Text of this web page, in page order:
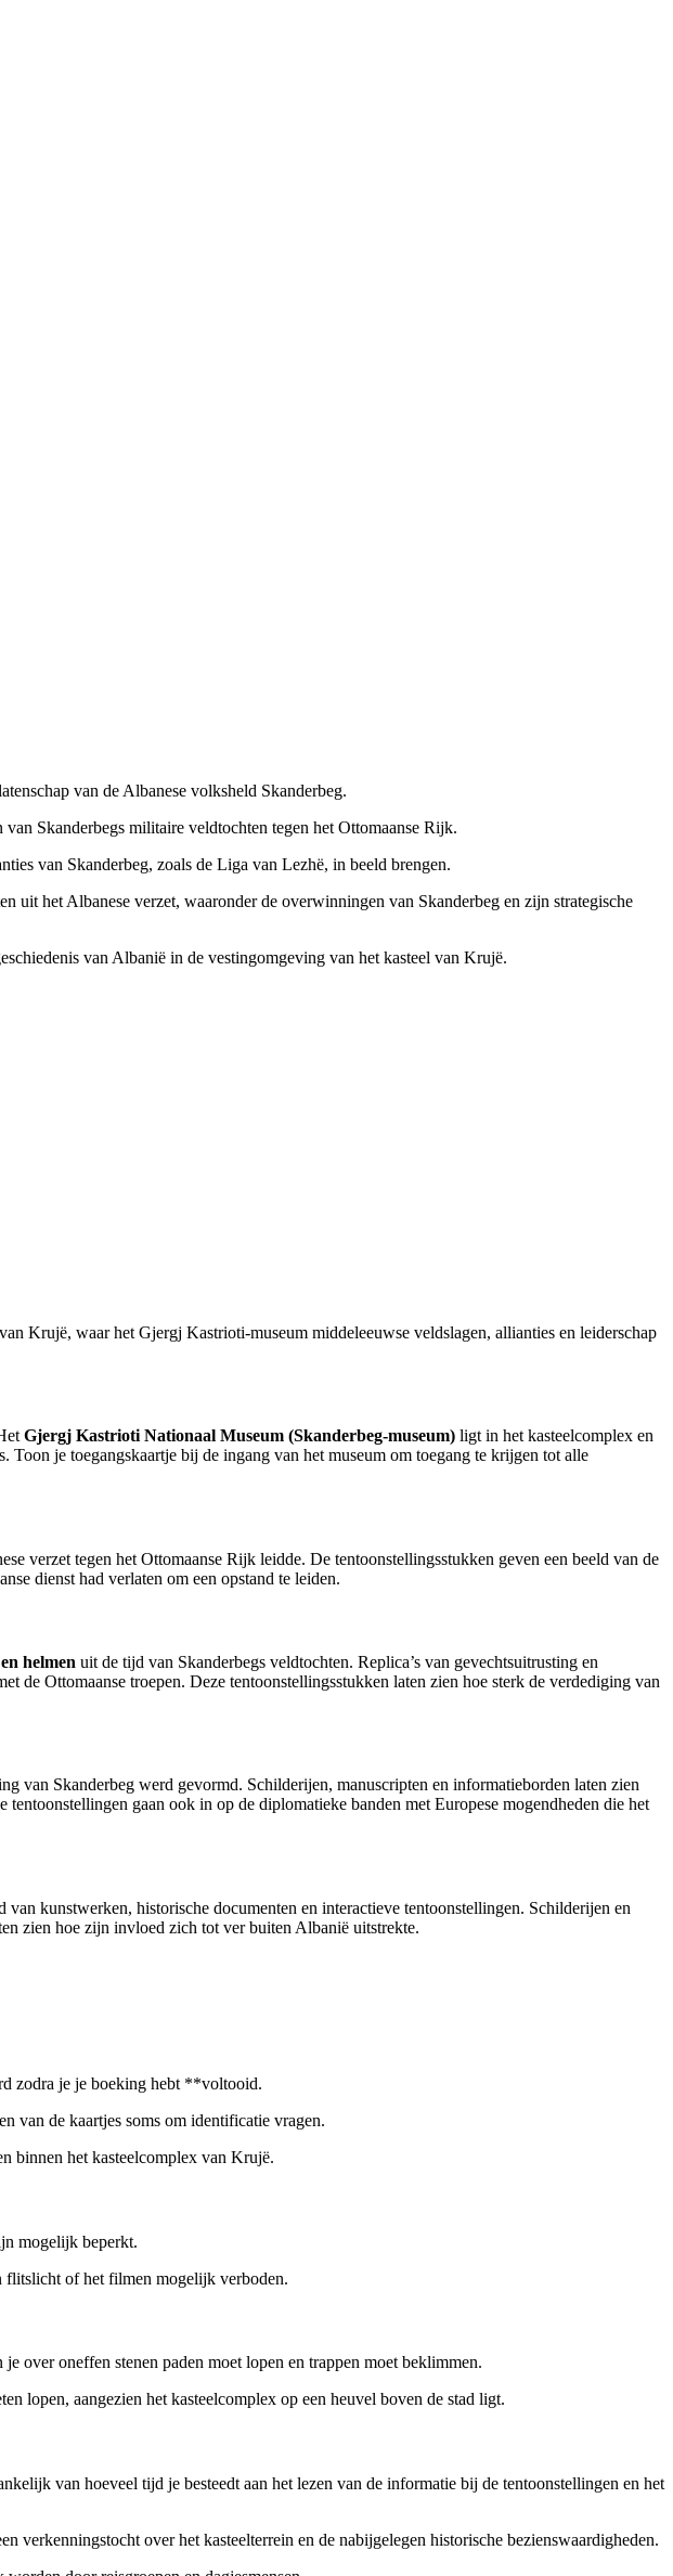
van de Albanese volksheld Skanderbeg.
Skanderbegs militaire veldtochten tegen het Ottomaanse Rijk.
van Skanderbeg, zoals de Liga van Lezhë, in beeld brengen.
uit het Albanese verzet, waaronder de overwinningen van Skanderbeg en zijn strategische
van Albanië in de vestingomgeving van het kasteel van Krujë.
Krujë, waar het Gjergj Kastrioti-museum middeleeuwse veldslagen, allianties en leiderschap
Gjergj Kastrioti Nationaal Museum (Skanderbeg-museum) ligt in het kasteelcomplex en
je toegangskaartje bij de ingang van het museum om toegang te krijgen tot alle
verzet tegen het Ottomaanse Rijk leidde. De tentoonstellingsstukken geven een beeld van de
dienst had verlaten om een opstand te leiden.
helmen uit de tijd van Skanderbegs veldtochten. Replica’s van gevechtsuitrusting en
de Ottomaanse troepen. Deze tentoonstellingsstukken laten zien hoe sterk de verdediging van
van Skanderbeg werd gevormd. Schilderijen, manuscripten en informatieborden laten zien
gaan ook in op de diplomatieke banden met Europese mogendheden die het
kunstwerken, historische documenten en interactieve tentoonstellingen. Schilderijen en
zien hoe zijn invloed zich tot ver buiten Albanië uitstrekte.
zodra je je boeking hebt **voltooid.
van de kaartjes soms om identificatie vragen.
binnen het kasteelcomplex van Krujë.
mogelijk beperkt.
flitslicht of het filmen mogelijk verboden.
over oneffen stenen paden moet lopen en trappen moet beklimmen.
lopen, aangezien het kasteelcomplex op een heuvel boven de stad ligt.
van hoeveel tijd je besteedt aan het lezen van de informatie bij de tentoonstellingen en het
over het kasteelterrein en de nabijgelegen historische bezienswaardigheden.